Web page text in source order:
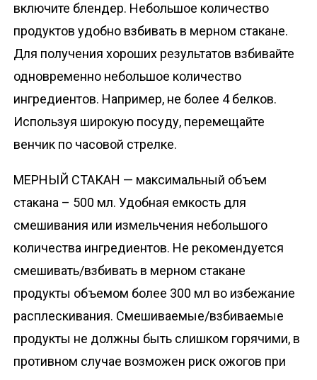
включите блендер. Небольшое количество
продуктов удобно взбивать в мерном стакане.
Для получения хороших результатов взбивайте
одновременно небольшое количество
ингредиентов. Например, не более 4 белков.
Используя широкую посуду, перемещайте
венчик по часовой стрелке.
МЕРНЫЙ СТАКАН — максимальный объем
стакана – 500 мл. Удобная емкость для
смешивания или измельчения небольшого
количества ингредиентов. Не рекомендуется
смешивать/взбивать в мерном стакане
продукты объемом более 300 мл во избежание
расплескивания. Смешиваемые/взбиваемые
продукты не должны быть слишком горячими, в
противном случае возможен риск ожогов при